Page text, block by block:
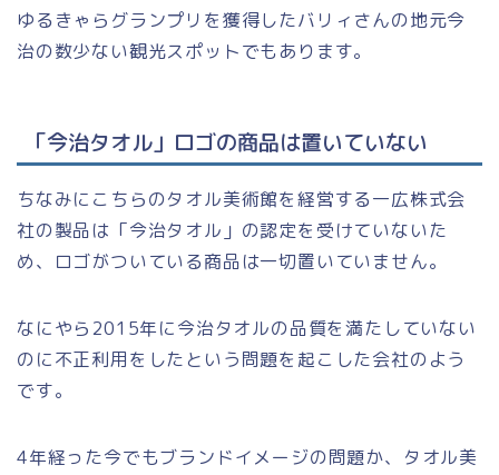
ゆるきゃらグランプリを獲得したバリィさんの地元今
治の数少ない観光スポットでもあります。
「今治タオル」ロゴの商品は置いていない
ちなみにこちらのタオル美術館を経営する一広株式会
社の製品は「今治タオル」の認定を受けていないた
め、ロゴがついている商品は一切置いていません。
なにやら2015年に今治タオルの品質を満たしていない
のに不正利用をしたという問題を起こした会社のよう
です。
4年経った今でもブランドイメージの問題か、タオル美